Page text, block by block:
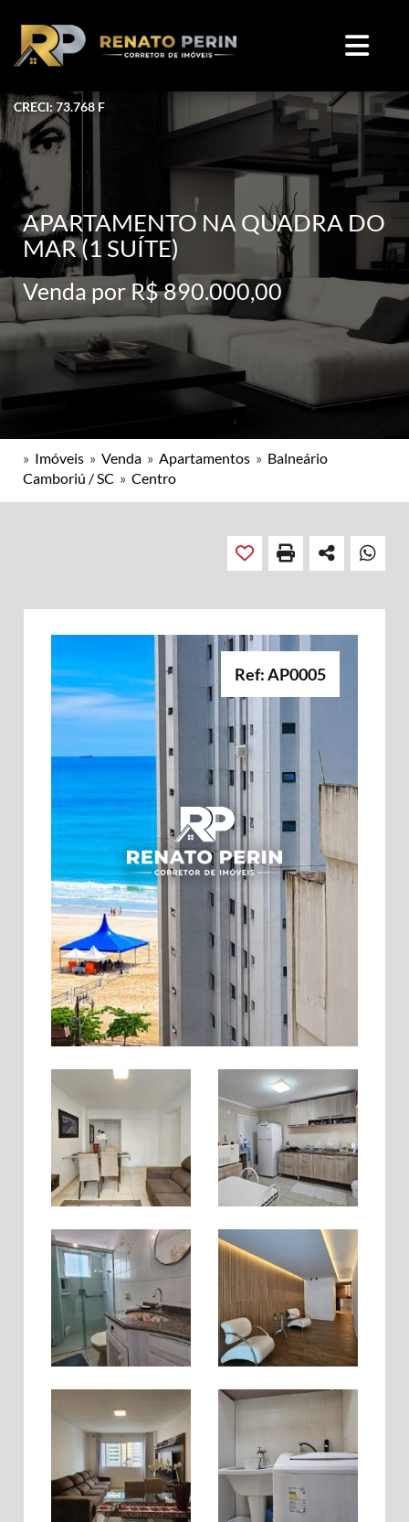
CRECI: 73.768 F
APARTAMENTO NA QUADRA DO
MAR (1 SUÍTE)
Venda por R$ 890.000,00
» Imóveis » Venda » Apartamentos » Balneário
Camboriú / SC » Centro
Ref: AP0005